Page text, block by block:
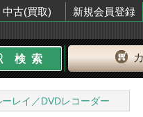
中古(買取) 新規会員登録
ーレイ／DVDレコーダー